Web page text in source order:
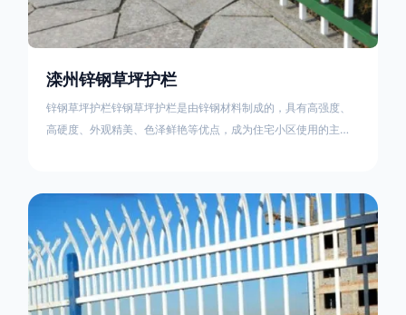
滦州锌钢草坪护栏
锌钢草坪护栏锌钢草坪护栏是由锌钢材料制成的，具有高强度、
高硬度、外观精美、色泽鲜艳等优点，成为住宅小区使用的主流
的使用方法主要是应用在人员行走的边界处，这就需要锌钢草坪
护栏产品的表面设计较为圆滑，减少人员不小心碰触锌钢草坪护
栏产品的伤害值。在安装前，土木建筑为砖砌或混凝土浇筑奠定
了的基础